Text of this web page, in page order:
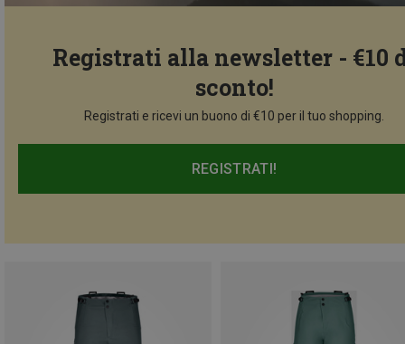
Registrati alla newsletter - €10
sconto!
Registrati e ricevi un buono di €10 per il tuo shopping.
REGISTRATI!